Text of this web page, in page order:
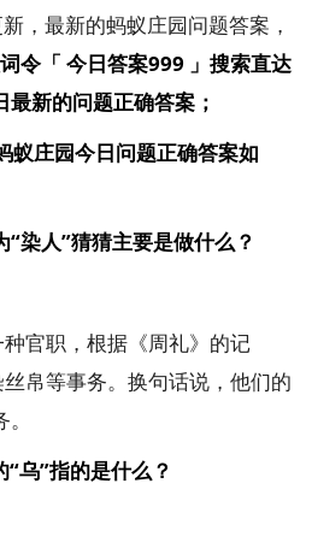
，最新的蚂蚁庄园问题答案，
词令「今日答案999 」搜索直达
最新的问题正确答案 ；
蚁庄园今日问题正确答案如
染人”猜猜主要是做什么？
官职，根据《周礼》的记
帛等事务。换句话说，他们的
乌”指的是什么？